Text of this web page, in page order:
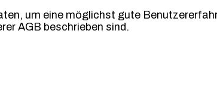
um eine möglichst gute
AGB beschrieben sind.